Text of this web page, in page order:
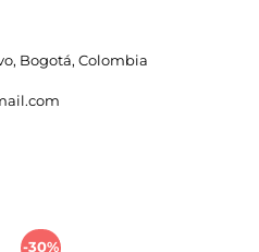
Bogotá, Colombia
-30%